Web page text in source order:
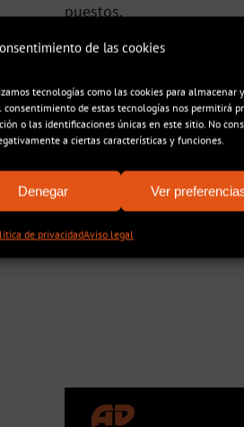
de las cookies
tecnologías como las cookies para almacenar
de estas tecnologías nos permitirá
o las identificaciones únicas en este sitio. No
a ciertas características y funciones.
Denegar Ver
de privacidadAviso legal
puestos.
Su excelente
externos y donde la flota